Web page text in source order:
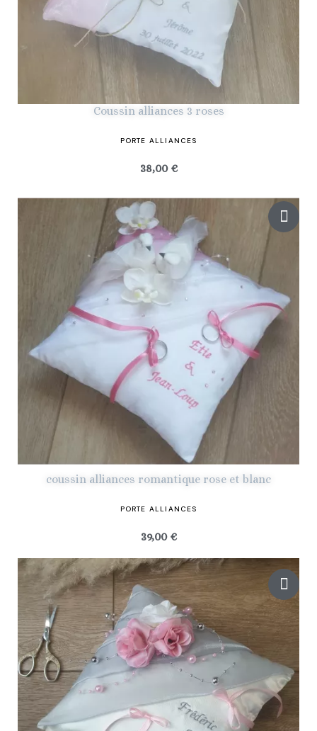
Coussin alliances 3 roses
PORTE ALLIANCES
38,00 €
coussin alliances romantique rose et blanc
PORTE ALLIANCES
39,00 €